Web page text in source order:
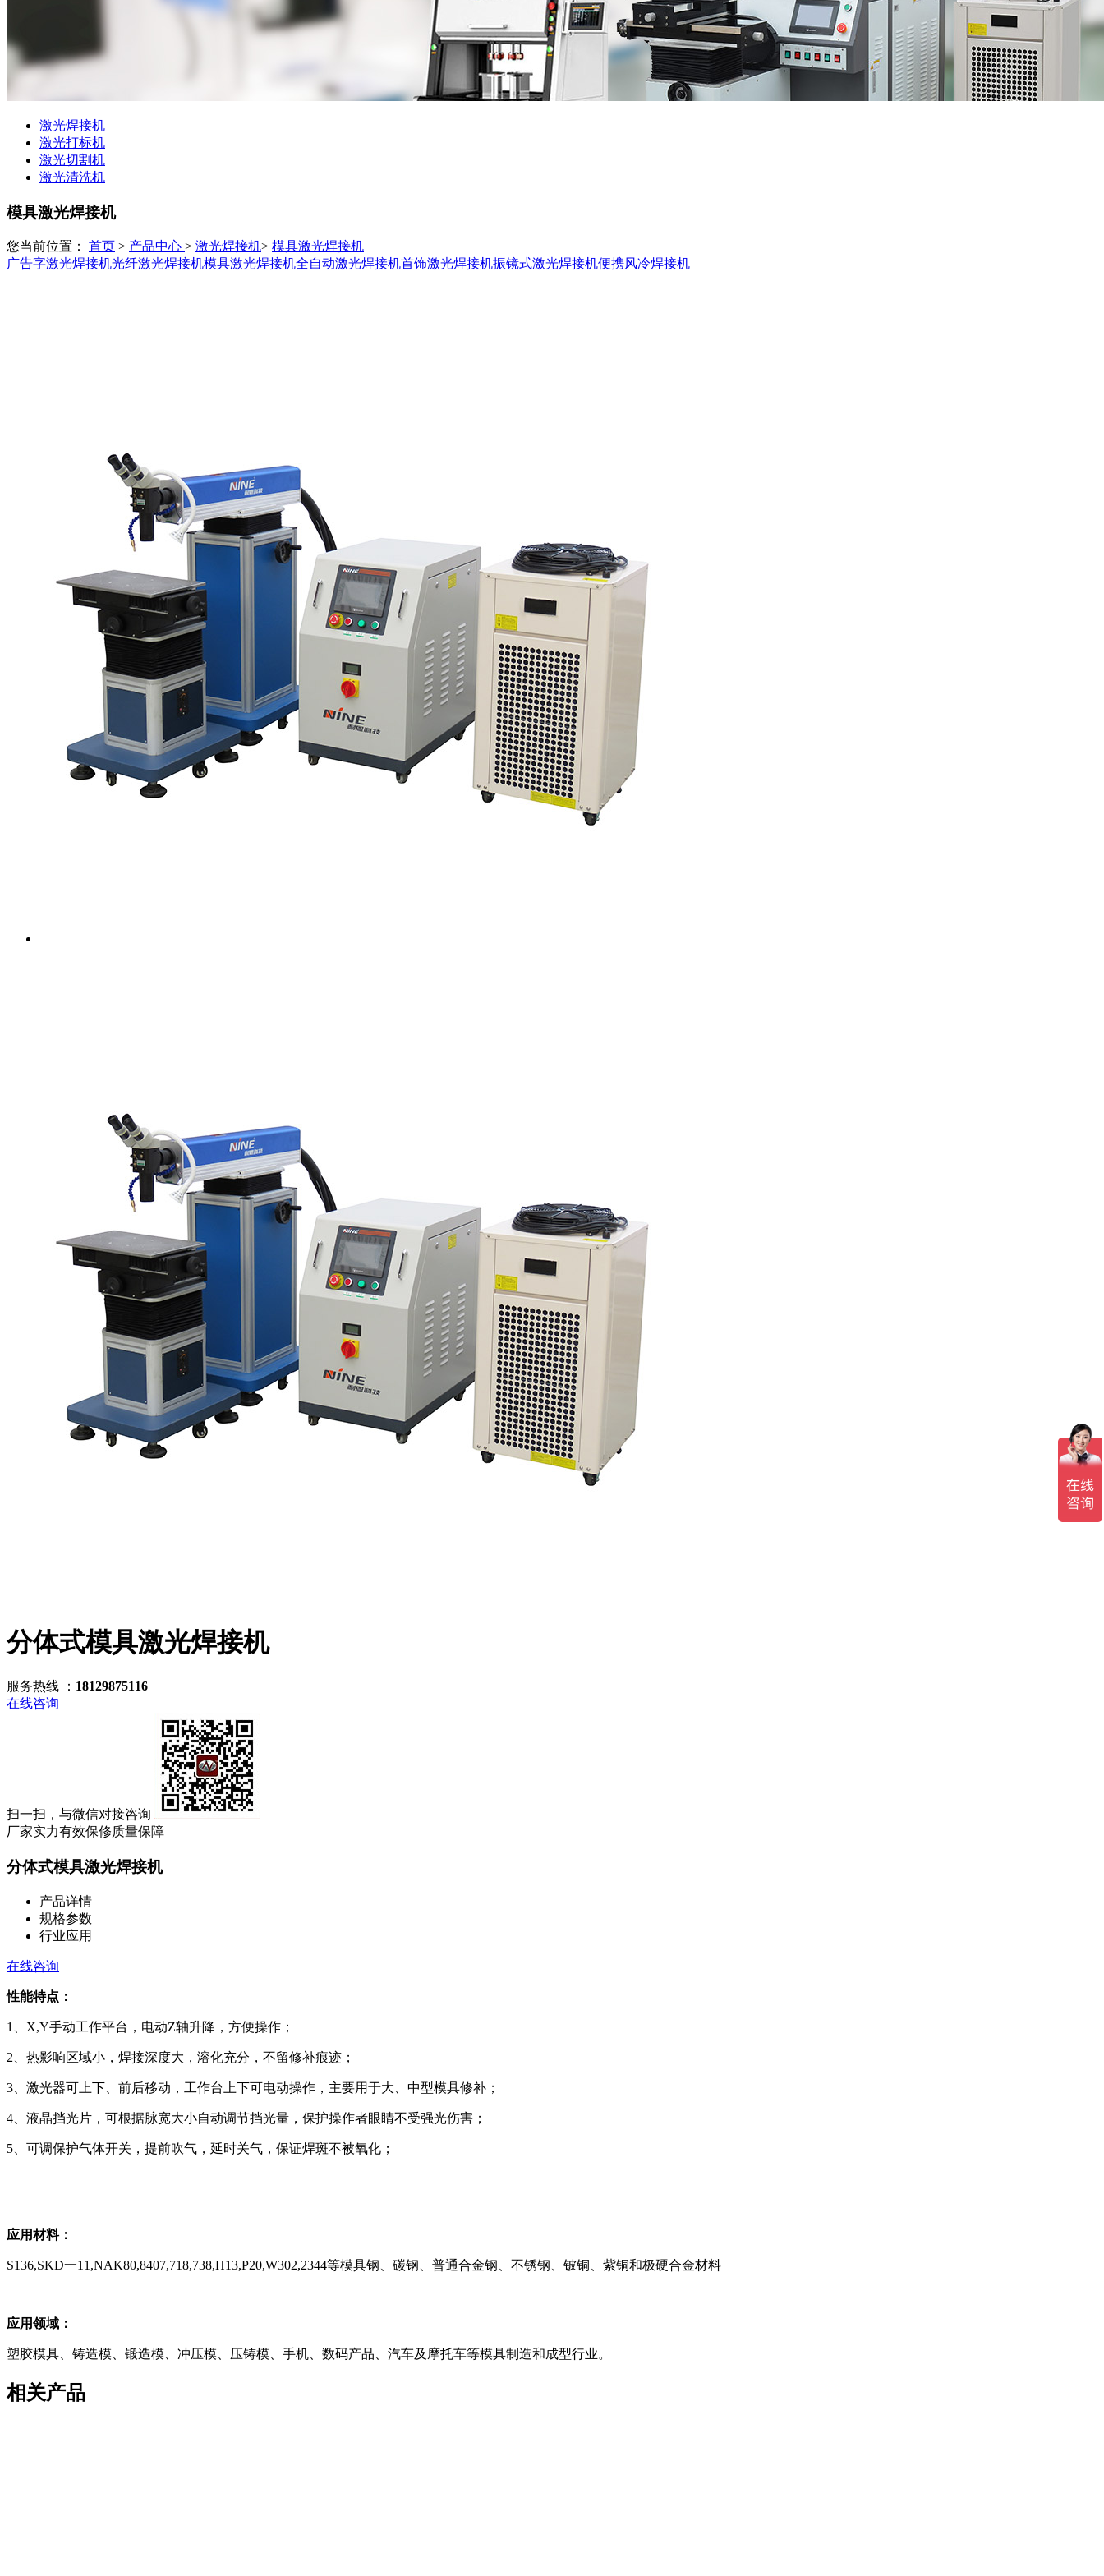
激光焊接机
激光打标机
激光切割机
激光清洗机
模具激光焊接机
您当前位置： 首页 > 产品中心 > 激光焊接机> 模具激光焊接机
广告字激光焊接机光纤激光焊接机模具激光焊接机全自动激光焊接机首饰激光焊接机振镜式激光焊接机便携风冷焊接机
分体式模具激光焊接机
服务热线 ： 18129875116
在线咨询
扫一扫，与微信对接咨询
厂家实力有效保修质量保障
分体式模具激光焊接机
产品详情
规格参数
行业应用
在线咨询
性能特点：
1、 X,Y手动工作平台，电动Z轴升降，方便操作；
2、热影响区域小，焊接深度大，溶化充分，不留修补痕迹；
3、激光器可上下、前后移动，工作台上下可电动操作，主要用于大、中型模具修补；
4、液晶挡光片，可根据脉宽大小自动调节挡光量，保护操作者眼睛不受强光伤害；
5、可调保护气体开关，提前吹气，延时关气，保证焊斑不被氧化；
应用材料：
S136,SKD一11,NAK80,8407,718,738,H13,P20,W302,2344等模具钢、碳钢、普通合金钢、不锈钢、铍铜、紫铜和极硬合金材料
应用领域：
塑胶模具、铸造模、锻造模、冲压模、压铸模、手机、数码产品、汽车及摩托车等模具制造和成型行业。
相关产品